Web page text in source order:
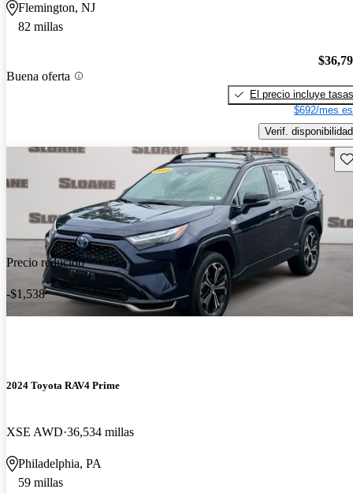
Flemington, NJ
82 millas
Buena oferta
El precio incluye tasas
$692/mes
Verif. disponibilidad
Precio reducido
-$1,538
2024 Toyota RAV4 Prime
XSE AWD 36,534 millas
Philadelphia, PA
59 millas